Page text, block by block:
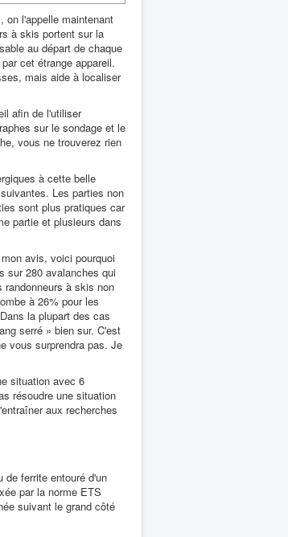
on l'appelle maintenant
à skis portent sur la
au départ de chaque
cet étrange appareil.
mais aide à localiser
afin de l'utiliser
sur le sondage et le
vous ne trouverez rien
à cette belle
Les parties non
sont plus pratiques car
partie et plusieurs dans
avis, voici pourquoi
sur 280 avalanches qui
à skis non
à 26% pour les
la plupart des cas
serré » bien sur. C'est
vous surprendra pas. Je
situation avec 6
résoudre une situation
aux recherches
de ferrite entouré d'un
par la norme ETS
suivant le grand côté